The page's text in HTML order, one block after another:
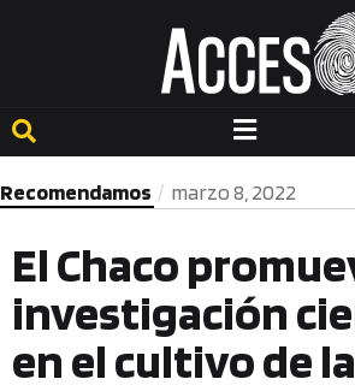
Recomendamos marzo 8, 2022
El Chaco
investigación
en el cultivo de